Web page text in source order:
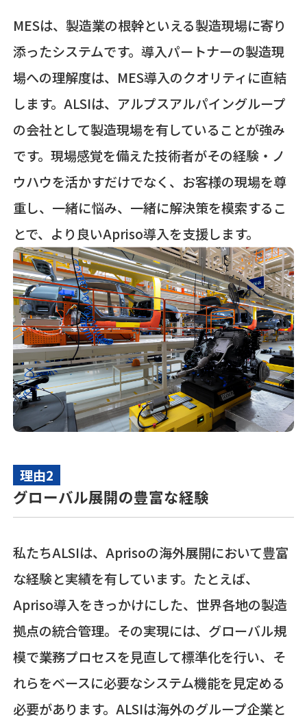
MESは、製造業の根幹といえる製造現場に寄り
添ったシステムです。導入パートナーの製造現
場への理解度は、MES導入のクオリティに直結
します。ALSIは、アルプスアルパイングループ
の会社として製造現場を有していることが強み
です。現場感覚を備えた技術者がその経験・ノ
ウハウを活かすだけでなく、お客様の現場を尊
重し、一緒に悩み、一緒に解決策を模索するこ
とで、より良いApriso導入を支援します。
理由2
グローバル展開の豊富な経験
私たちALSIは、Aprisoの海外展開において豊富
な経験と実績を有しています。たとえば、
Apriso導入をきっかけにした、世界各地の製造
拠点の統合管理。その実現には、グローバル規
模で業務プロセスを見直して標準化を行い、そ
れらをベースに必要なシステム機能を見定める
必要があります。ALSIは海外のグループ企業と